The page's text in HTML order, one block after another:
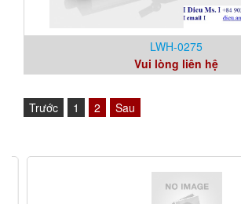
LWH-0275
Vui lòng liên hệ
Trước 1 2 Sau